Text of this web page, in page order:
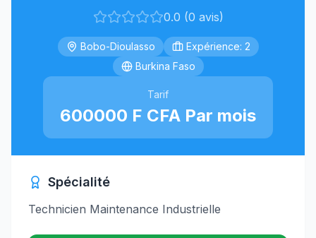
0.0 (0 avis)
Bobo-Dioulasso
Expérience: 2
Burkina Faso
Tarif
600000 F CFA Par mois
Spécialité
Technicien Maintenance Industrielle